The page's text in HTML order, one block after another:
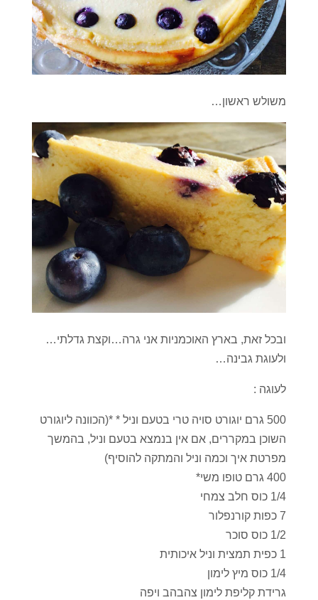
משולש ראשון…
ובכל זאת, בארץ האוכמניות אני גרה…וקצת גדלתי…
ולעוגת גבינה…
לעוגה :
500 גרם יוגורט סויה טרי בטעם וניל * *(הכוונה ליוגורט
השוכן במקררים, אם אין בנמצא בטעם וניל, בהמשך
מפרטת איך וכמה וניל והמתקה להוסיף)
400 גרם טופו משי*
1/4 כוס חלב צמחי
7 כפות קורנפלור
1/2 כוס סוכר
1 כפית תמצית וניל איכותית
1/4 כוס מיץ לימון
גרידת קליפת לימון צהבהב ויפה